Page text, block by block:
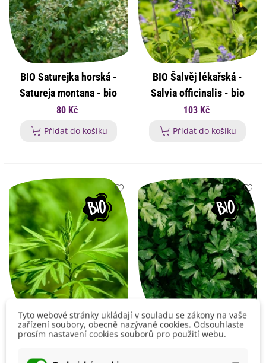
BIO Saturejka horská -
Satureja montana - bio
osivo saturejky - 500 ks
80 Kč
Přidat do košíku
BIO Šalvěj lékařská -
Salvia officinalis - bio
osivo šalvěje - 30 ks
103 Kč
Přidat do košíku
BIO Pelyněk pravý -
bio osivo pelyňku - 0,02 g
71 Kč
BIO Petržel Einfache
Schnitt - Petroselinum
Tyto webové stránky ukládají v souladu se zákony na vaše
zařízení soubory, obecně nazývané cookies. Odsouhlaste
prosím nastavení cookies souborů pro použití webu.